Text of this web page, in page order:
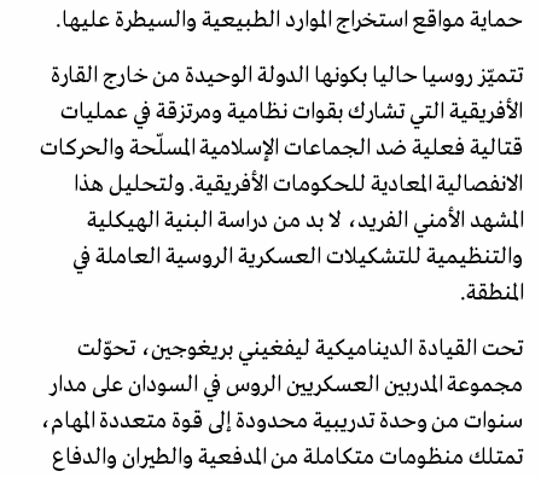
حماية مواقع استخراج الموارد الطبيعية والسيطرة عليها.
تتميّز روسيا حاليا بكونها الدولة الوحيدة من خارج القارة
الأفريقية التي تشارك بقوات نظامية ومرتزقة في عمليات
قتالية فعلية ضد الجماعات الإسلامية المسلّحة والحركات
الانفصالية المعادية للحكومات الأفريقية. ولتحليل هذا
المشهد الأمني الفريد، لا بد من دراسة البنية الهيكلية
والتنظيمية للتشكيلات العسكرية الروسية العاملة في
المنطقة.
تحت القيادة الديناميكية ليفغيني بريغوجين، تحوّلت
مجموعة المدربين العسكريين الروس في السودان على مدار
سنوات من وحدة تدريبية محدودة إلى قوة متعددة المهام،
تمتلك منظومات متكاملة من المدفعية والطيران والدفاع